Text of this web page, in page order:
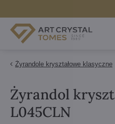
Żyrandole kryształowe klasyczne
Żyrandol
L045CLN